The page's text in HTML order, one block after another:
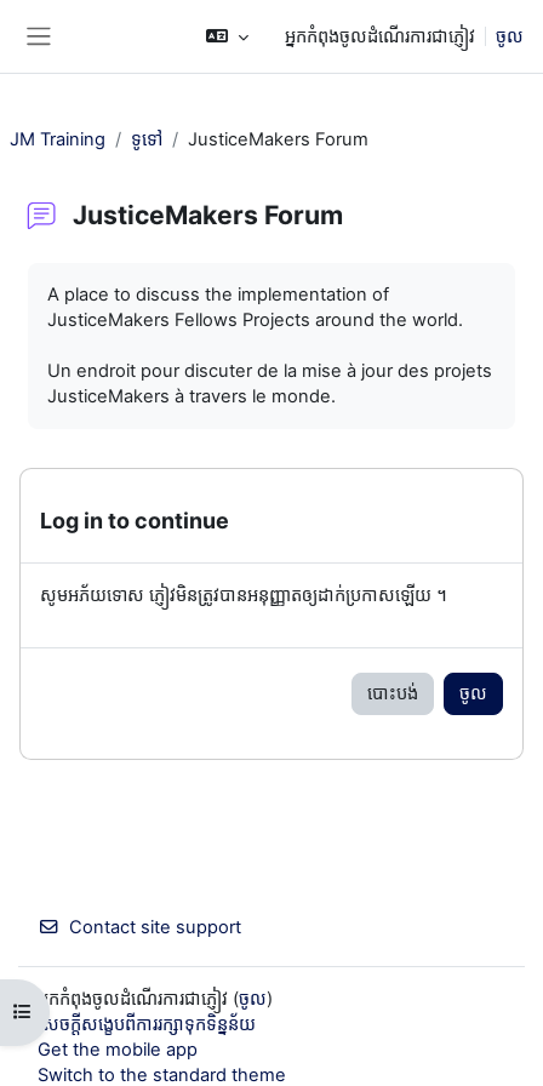
អ្នកកំពុងចូលដំណើរការជាភ្ញៀវ ចូល
Open course index
JM Training ទូទៅ JusticeMakers Forum
JusticeMakers Forum
A place to discuss the implementation of
JusticeMakers Fellows Projects around the world.
Un endroit pour discuter de la mise à jour des projets
JusticeMakers à travers le monde.
Log in to continue
សូមអភ័យទោស ភ្ញៀវមិនត្រូវបានអនុញ្ញាតឲ្យដាក់ប្រកាសឡើយ ។
បោះបង់ ចូល
Contact site support
អ្នកកំពុងចូលដំណើរការជាភ្ញៀវ (ចូល)
សេចក្តីសង្ខេបពីការរក្សាទុកទិន្នន័យ
Get the mobile app
Switch to the standard theme